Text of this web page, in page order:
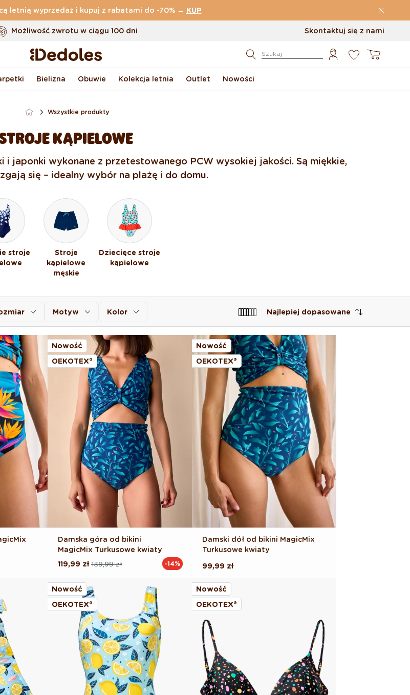
letnią wyprzedaż i kupuj z rabatami do -70% → KUP
dostawa zamówień o wartości powyżej169 zł
Możliwość zwrotu w ciągu 100 dni
wzornictwo stworzone przez nas
Skontaktuj się z nami
Szukaj Koszyk
Bielizna Obuwie Kolekcja letnia Outlet Nowości
Wszystkie produkty
KĄPIELOWE
i japonki wykonane z przetestowanego PCW wysokiej jakości. Są miękkie,
się – idealny wybór na plażę i do domu.
stroje
Stroje
kąpielowe
męskie
Dziecięce stroje
kąpielowe
Motyw Kolor Najlepiej dopasowane
Nowość
OEKOTEX®
Damska góra od bikini
MagicMix Turkusowe kwiaty
Cena
139,99 zł
Cena
119,99 zł -14%
Nowość
OEKOTEX®
Damski dół od bikini MagicMix
Turkusowe kwiaty
Cena
99,99 zł
Nowość
OEKOTEX®
Nowość
OEKOTEX®